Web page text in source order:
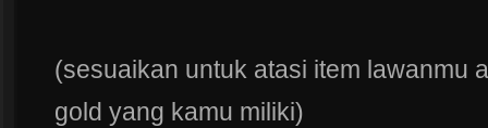
(sesuaikan untuk atasi item lawanmu
gold yang kamu miliki)